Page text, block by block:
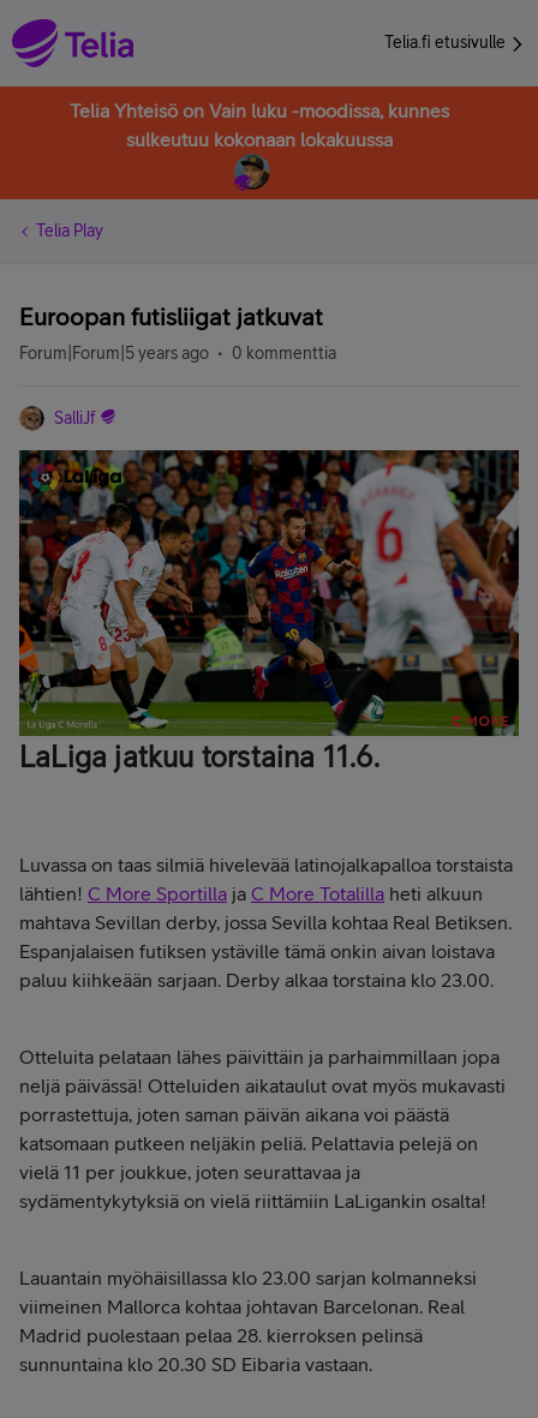
Telia.fi etusivulle
Telia Yhteisö on Vain luku -moodissa, kunnes
sulkeutuu kokonaan lokakuussa
Telia Play
Euroopan futisliigat jatkuvat
Forum|Forum|5 years ago 0 kommenttia
SalliJf
LaLiga jatkuu torstaina 11.6.
Luvassa on taas silmiä hivelevää latinojalkapalloa torstaista
lähtien! C More Sportilla ja C More Totalilla heti alkuun
mahtava Sevillan derby, jossa Sevilla kohtaa Real Betiksen.
Espanjalaisen futiksen ystäville tämä onkin aivan loistava
paluu kiihkeään sarjaan. Derby alkaa torstaina klo 23.00.
Otteluita pelataan lähes päivittäin ja parhaimmillaan jopa
neljä päivässä! Otteluiden aikataulut ovat myös mukavasti
porrastettuja, joten saman päivän aikana voi päästä
katsomaan putkeen neljäkin peliä. Pelattavia pelejä on
vielä 11 per joukkue, joten seurattavaa ja
sydämentykytyksiä on vielä riittämiin LaLigankin osalta!
Lauantain myöhäisillassa klo 23.00 sarjan kolmanneksi
viimeinen Mallorca kohtaa johtavan Barcelonan. Real
Madrid puolestaan pelaa 28. kierroksen pelinsä
sunnuntaina klo 20.30 SD Eibaria vastaan.